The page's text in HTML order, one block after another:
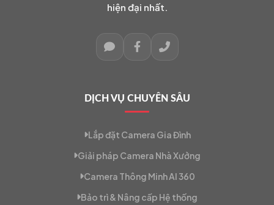
hiện đại nhất.
DỊCH VỤ CHUYÊN SÂU
Lắp đặt Camera Gia Đình
Giải pháp Camera Nhà Xưởng
Camera Thông Minh AI 360
Bảo trì & Nâng cấp Hệ thống